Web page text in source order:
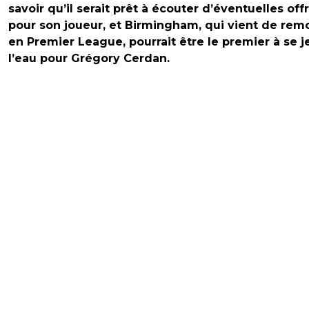
savoir qu’il serait prêt à écouter d’éventuelles
pour son joueur, et Birmingham, qui vient de
en Premier League, pourrait être le premier à se
l’eau pour Grégory Cerdan.